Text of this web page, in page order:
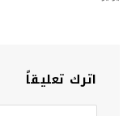
اترك تعليقاً